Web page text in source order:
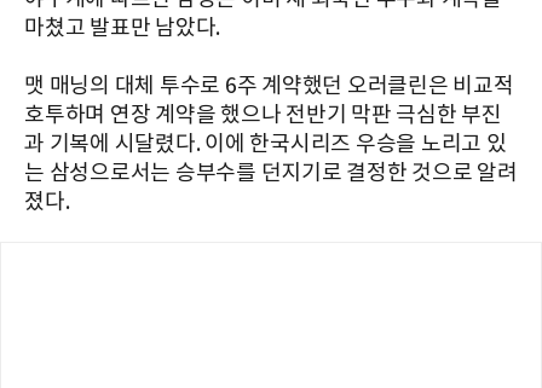
마쳤고 발표만 남았다.
맷 매닝의 대체 투수로 6주 계약했던 오러클린은 비교적
호투하며 연장 계약을 했으나 전반기 막판 극심한 부진
과 기복에 시달렸다. 이에 한국시리즈 우승을 노리고 있
는 삼성으로서는 승부수를 던지기로 결정한 것으로 알려
졌다.